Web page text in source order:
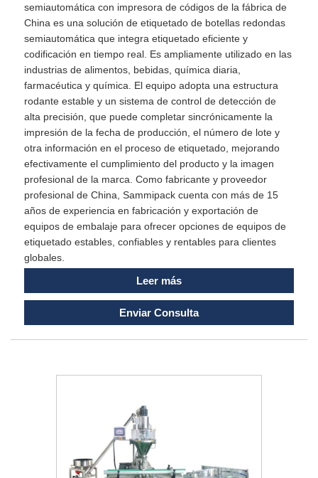
semiautomática con impresora de códigos de la fábrica de
China es una solución de etiquetado de botellas redondas
semiautomática que integra etiquetado eficiente y
codificación en tiempo real. Es ampliamente utilizado en las
industrias de alimentos, bebidas, química diaria,
farmacéutica y química. El equipo adopta una estructura
rodante estable y un sistema de control de detección de
alta precisión, que puede completar sincrónicamente la
impresión de la fecha de producción, el número de lote y
otra información en el proceso de etiquetado, mejorando
efectivamente el cumplimiento del producto y la imagen
profesional de la marca. Como fabricante y proveedor
profesional de China, Sammipack cuenta con más de 15
años de experiencia en fabricación y exportación de
equipos de embalaje para ofrecer opciones de equipos de
etiquetado estables, confiables y rentables para clientes
globales.
Leer más
Enviar Consulta